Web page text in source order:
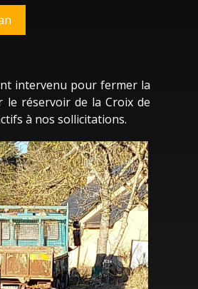
intervenu pour fermer la
le réservoir de la Croix de
à nos sollicitations.